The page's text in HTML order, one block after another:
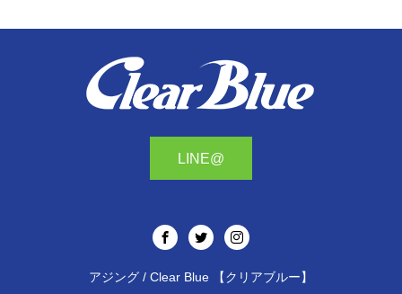
LINE@
アジング / Clear Blue 【クリアブルー】